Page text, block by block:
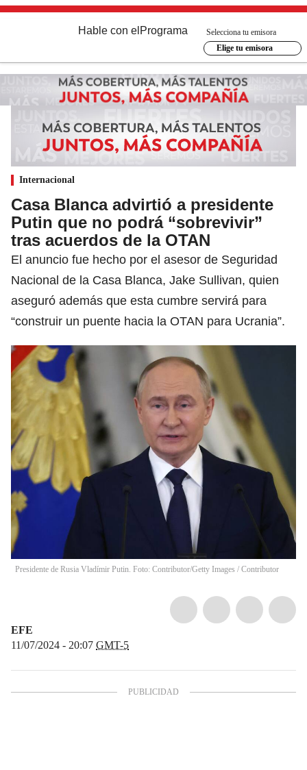
Hable con el Programa
Selecciona tu emisora
Elige tu emisora
Internacional
Casa Blanca advirtió a presidente
Putin que no podrá “sobrevivir”
tras acuerdos de la OTAN
El anuncio fue hecho por el asesor de Seguridad
Nacional de la Casa Blanca, Jake Sullivan, quien
aseguró además que esta cumbre servirá para
“construir un puente hacia la OTAN para Ucrania”.
Presidente de Rusia Vladímir Putin. Foto: Contributor/Getty Images / Contributor
EFE
11/07/2024 - 20:07 GMT-5